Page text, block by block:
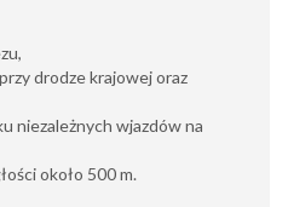
drodze krajowej oraz
niezależnych wjazdów na
około 500 m.